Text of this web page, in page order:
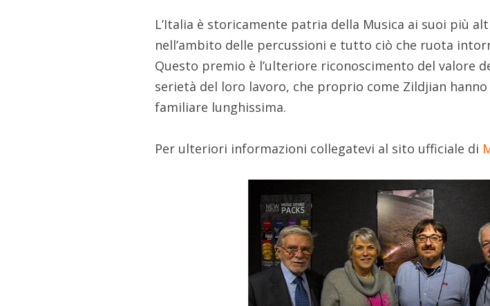
L’Italia è storicamente patria della Musica ai suoi più
nell’ambito delle percussioni e tutto ciò che ruota
Questo premio è l’ulteriore riconoscimento del valore
serietà del loro lavoro, che proprio come Zildjian
familiare lunghissima.
Per ulteriori informazioni collegatevi al sito ufficiale di